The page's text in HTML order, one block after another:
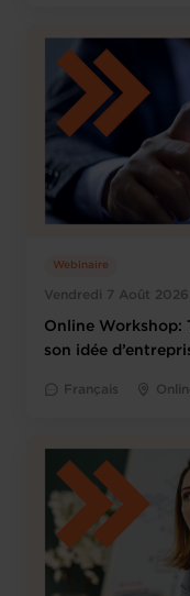
Vendredi 7 Août 2026
Webinaire
Online Workshop:
son idée
Français